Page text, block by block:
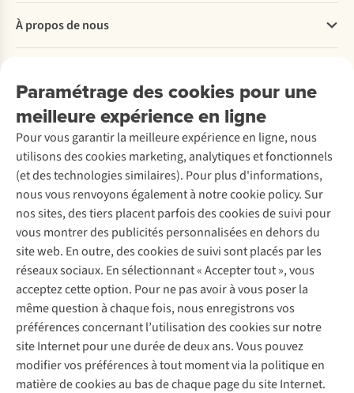
Paramétrage des cookies pour une
meilleure expérience en ligne
Pour vous garantir la meilleure expérience en ligne, nous
utilisons des cookies marketing, analytiques et fonctionnels
(et des technologies similaires). Pour plus d'informations,
nous vous renvoyons également à notre cookie policy. Sur
nos sites, des tiers placent parfois des cookies de suivi pour
vous montrer des publicités personnalisées en dehors du
site web. En outre, des cookies de suivi sont placés par les
réseaux sociaux. En sélectionnant « Accepter tout », vous
acceptez cette option. Pour ne pas avoir à vous poser la
même question à chaque fois, nous enregistrons vos
préférences concernant l’utilisation des cookies sur notre
site Internet pour une durée de deux ans. Vous pouvez
modifier vos préférences à tout moment via la politique en
matière de cookies au bas de chaque page du site Internet.
Commander
Payer
Retourner
Rétractation d'une commande
Entretien & réparations
Garantie
Contactez-nous
À propos de nous
Entreprise responsable
À propos d’Ayacucho
Nos magasins
À propos d’A.S.Adventure
Déclaration d'accessibilité
Location / Location sports d’hiver
Seconde-main
Entretien de ski
Service de lavage
Entretien de chaussures
Réparation de chaussures
Réparation de vêtements
Retouches
Pour les entreprises
Découvrez
A.S.Magazine
Explore Camp
Expertise & conseils
Abonnez-vous à la newsletter
Suivez-nous
Mentions légales
Politique de confidentialité